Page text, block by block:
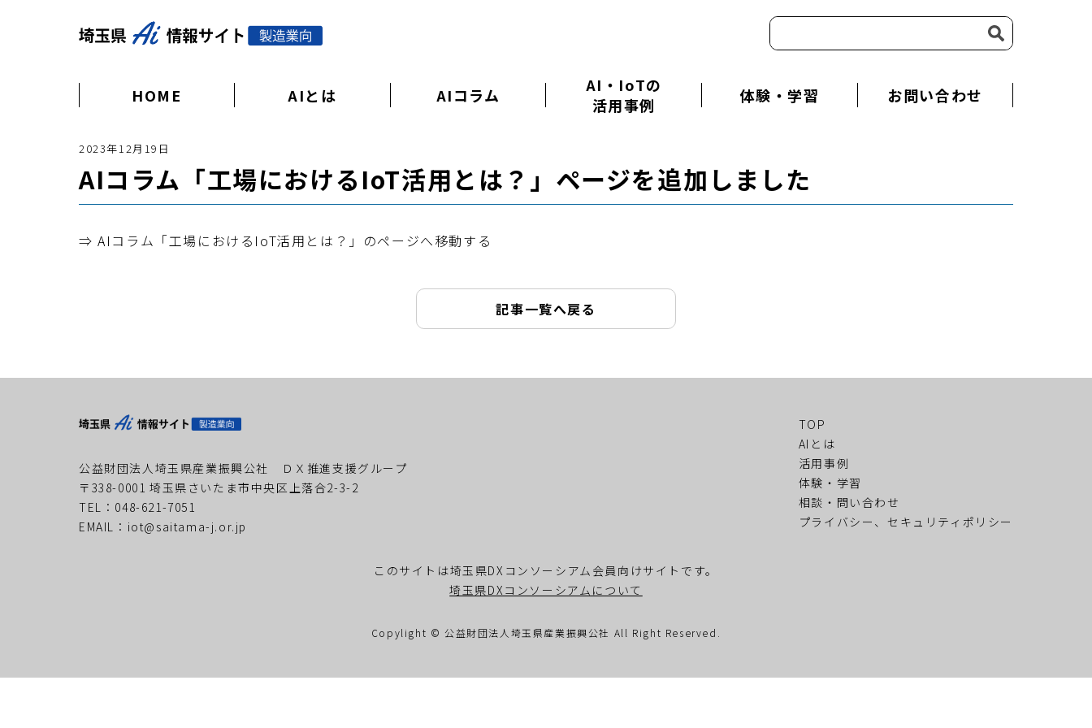
HOME AIとは AIコラム
AI・IoTの
活用事例
体験・学習 お問い合わせ
2023年12月19日
AIコラム「工場におけるIoT活用とは？」ページを追加しました
⇒ AIコラム「工場におけるIoT活用とは？」のページへ移動する
記事一覧へ戻る
公益財団法人埼玉県産業振興公社
ＤＸ推進支援グループ
〒338-0001 埼玉県さいたま市中央区上落合2-3-2
TEL：048-621-7051
EMAIL：iot@saitama-j.or.jp
TOP
AIとは
活用事例
体験・学習
相談・問い合わせ
プライバシー、セキュリティポリシー
このサイトは埼玉県DXコンソーシアム会員向けサイトです。
埼玉県DXコンソーシアムについて
Copylight © 公益財団法人埼玉県産業振興公社 All Right Reserved.